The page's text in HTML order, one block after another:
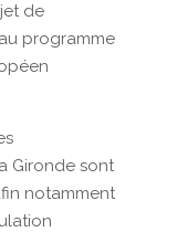
de
programme
Gironde sont
notamment